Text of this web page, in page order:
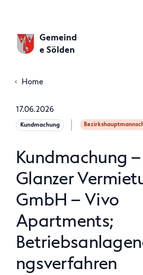
Gemeind
e Sölden
Aktuelles
Gemeindeamt
Politik
Anfragen
Home
17.06.2026
Kundmachung
Kundmachung
Glanzer
GmbH – Vivo
Apartments;
ngsverfahren